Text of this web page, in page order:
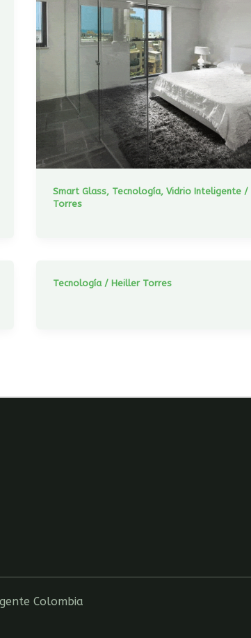
Smart Glass, Tecnología, Vidrio Inteligente/
Torres
Tecnología/ Heiller Torres
Colombia